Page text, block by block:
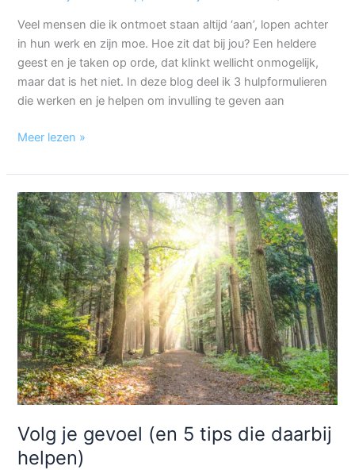
Veel mensen die ik ontmoet staan altijd ‘aan’, lopen achter
in hun werk en zijn moe. Hoe zit dat bij jou? Een heldere
geest en je taken op orde, dat klinkt wellicht onmogelijk,
maar dat is het niet. In deze blog deel ik 3 hulpformulieren
die werken en je helpen om invulling te geven aan
Meer lezen »
Volg je gevoel (en 5 tips die daarbij
helpen)
Volg
je
gevoel
(en
5
tips
die
daarbij
helpen)